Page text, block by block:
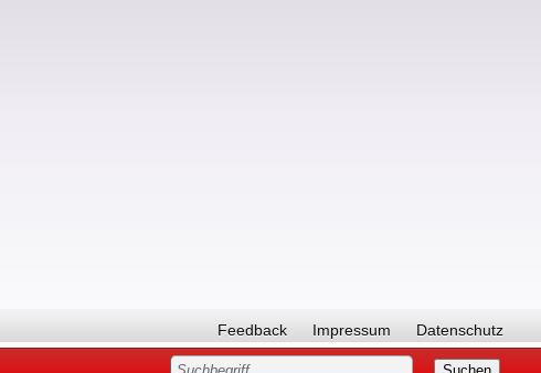
Feedback Impressum Datenschutz